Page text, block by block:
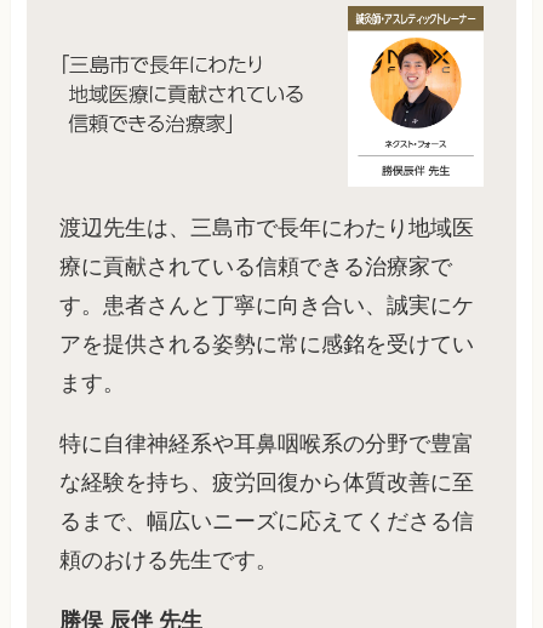
渡辺先生は、三島市で長年にわたり地域医
療に貢献されている信頼できる治療家で
す。患者さんと丁寧に向き合い、誠実にケ
アを提供される姿勢に常に感銘を受けてい
ます。
特に自律神経系や耳鼻咽喉系の分野で豊富
な経験を持ち、疲労回復から体質改善に至
るまで、幅広いニーズに応えてくださる信
頼のおける先生です。
勝俣 辰伴 先生